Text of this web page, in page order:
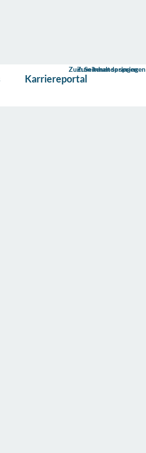
Zum Inhalt springen
Zum Seitenende springen
Karriereportal